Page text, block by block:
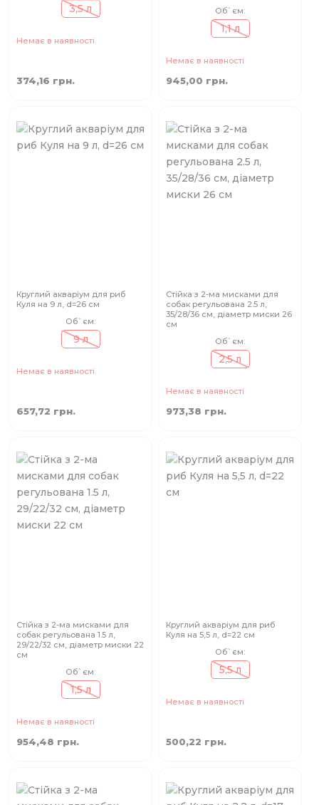
3,5 л
Немає в наявності
374,16 грн.
Об`єм:
1,1 л
Немає в наявності
945,00 грн.
Круглий акваріум для риб
Куля на 9 л, d=26 см
Об`єм:
9 л
Немає в наявності
657,72 грн.
Стійка з 2-ма мисками для
собак регульована 2.5 л,
35/28/36 см, діаметр миски 26
см
Об`єм:
2,5 л
Немає в наявності
973,38 грн.
Стійка з 2-ма мисками для
собак регульована 1.5 л,
29/22/32 см, діаметр миски 22
см
Об`єм:
1,5 л
Немає в наявності
954,48 грн.
Круглий акваріум для риб
Куля на 5,5 л, d=22 см
Об`єм:
5,5 л
Немає в наявності
500,22 грн.